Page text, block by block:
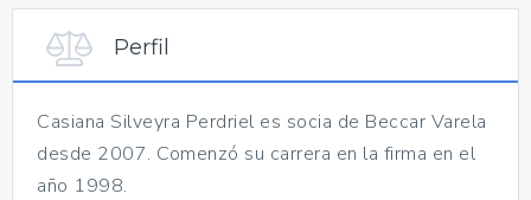
Perfil
Casiana Silveyra Perdriel es socia de Beccar Varela
desde 2007. Comenzó su carrera en la firma en el
año 1998.